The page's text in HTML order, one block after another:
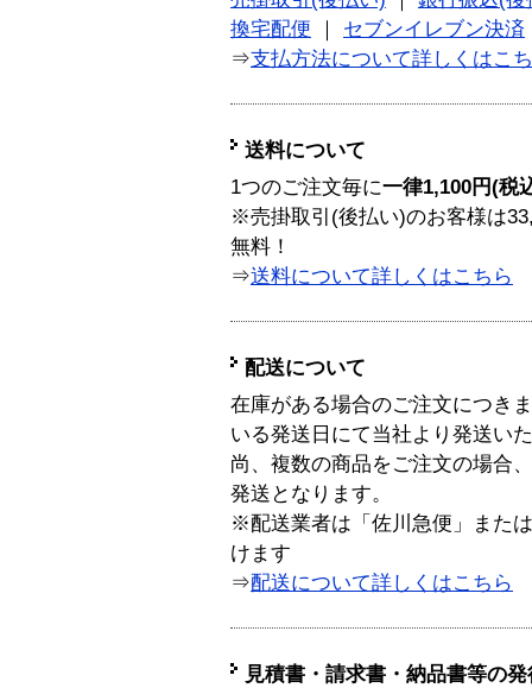
換宅配便
セブンイレブン決済
⇒支払方法について詳しくはこ
送料について
1つのご注文毎に一律1,100円(税
※売掛取引(後払い)のお客様は
無料！
⇒送料について詳しくはこちら
配送について
在庫がある場合のご注文につき
いる発送日にて当社より発送い
尚、複数の商品をご注文の場合
発送となります。
※配送業者は「佐川急便」また
けます
⇒配送について詳しくはこちら
見積書・請求書・納品書等の